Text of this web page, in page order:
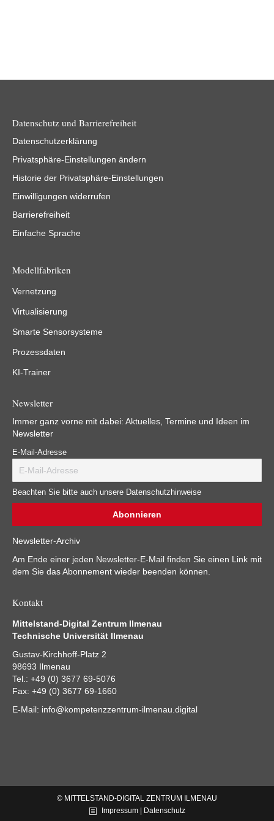
Datenschutz und Barrierefreiheit
Datenschutzerklärung
Privatsphäre-Einstellungen ändern
Historie der Privatsphäre-Einstellungen
Einwilligungen widerrufen
Barrierefreiheit
Einfache Sprache
Modellfabriken
Vernetzung
Virtualisierung
Smarte Sensorsysteme
Prozessdaten
KI-Trainer
Newsletter
Immer ganz vorne mit dabei: Aktuelles, Termine und Ideen im
Newsletter
E-Mail-Adresse
Beachten Sie bitte auch unsere Datenschutzhinweise
Newsletter-Archiv
Am Ende einer jeden Newsletter-E-Mail finden Sie einen Link mit
dem Sie das Abonnement wieder beenden können.
Kontakt
Mittelstand-Digital Zentrum Ilmenau
Technische Universität Ilmenau
Gustav-Kirchhoff-Platz 2
98693 Ilmenau
Tel.: +49 (0) 3677 69-5076
Fax: +49 (0) 3677 69-1660
E-Mail: info@kompetenzzentrum-ilmenau.digital
© MITTELSTAND-DIGITAL ZENTRUM ILMENAU
Impressum | Datenschutz